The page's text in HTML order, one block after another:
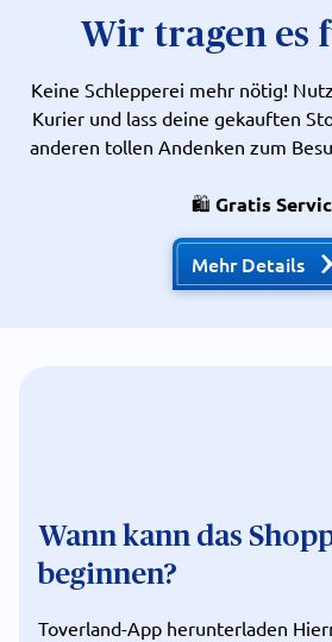
Wir tragen es
Keine Schlepperei mehr nötig!
Kurier und lass deine gekauften
anderen tollen Andenken zum
🛍️ Gratis
Mehr Details
Wann kann das
beginnen?
Toverland-App herunterladen